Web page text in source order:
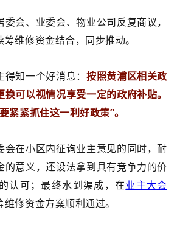
会、业委会、物业公司反复商议，
维修资金结合，同步推动。
知一个好消息： 按照黄浦区相关政
可以视情况享受一定的政府补贴。
紧紧抓住这一利好政策”。
会在小区内征询业主意见的同时，耐
的意义，还设法拿到具有竞争力的价
认可；最终水到渠成，在业主大会
修资金方案顺利通过。